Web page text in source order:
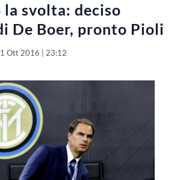
la svolta: deciso
De Boer, pronto Pioli
Ott 2016 | 23:12